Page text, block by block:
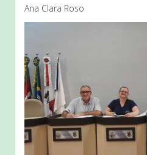
Ana Clara Roso